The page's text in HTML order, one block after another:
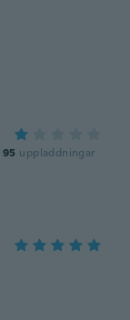
95 uppladdningar